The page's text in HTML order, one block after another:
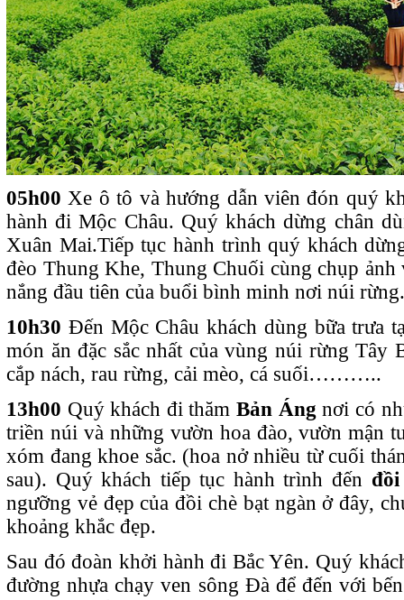
05h00 Xe ô tô và hướng dẫn viên đón quý
hành đi Mộc Châu. Quý khách dừng chân
Xuân Mai.Tiếp tục hành trình quý khách
đèo Thung Khe, Thung Chuối cùng chụp ảnh
nắng đầu tiên của buổi bình minh nơi núi rừng.
10h30 Đến Mộc Châu khách dùng bữa trưa
món ăn đặc sắc nhất của vùng núi rừng Tây
cắp nách, rau rừng, cải mèo, cá suối………..
13h00 Quý khách đi thămBản Áng nơi có
triền núi và những vườn hoa đào, vườn mận
xóm đang khoe sắc. (hoa nở nhiều từ cuối
sau). Quý khách tiếp tục hành trình đến
ngưỡng vẻ đẹp của đồi chè bạt ngàn ở đây,
khoảng khắc đẹp.
Sau đó đoàn khởi hành đi Bắc Yên. Quý
đường nhựa chạy ven sông Đà để đến với